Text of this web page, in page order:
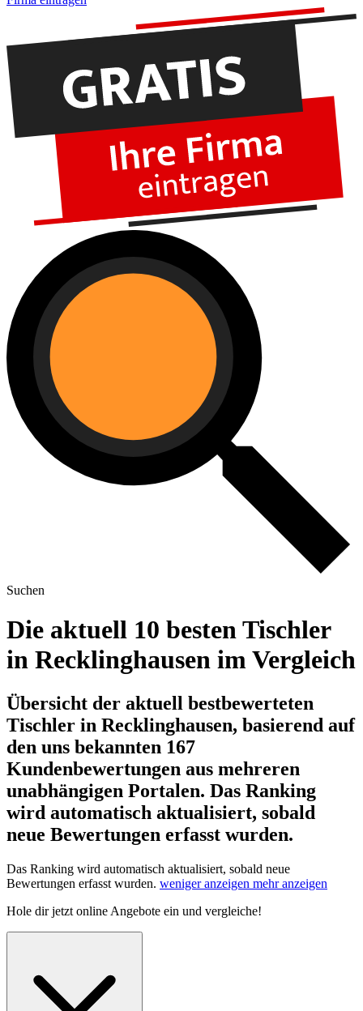
Suchen
Die aktuell 10 besten Tischler
in Recklinghausen im Vergleich
Übersicht der aktuell bestbewerteten
Tischler in Recklinghausen, basierend auf
den uns bekannten 167
Kundenbewertungen aus mehreren
unabhängigen Portalen. Das Ranking
wird automatisch aktualisiert, sobald
neue Bewertungen erfasst wurden.
Das Ranking wird automatisch aktualisiert, sobald neue
Bewertungen erfasst wurden. weniger anzeigen mehr anzeigen
Hole dirjetzt online Angebote ein und vergleiche!